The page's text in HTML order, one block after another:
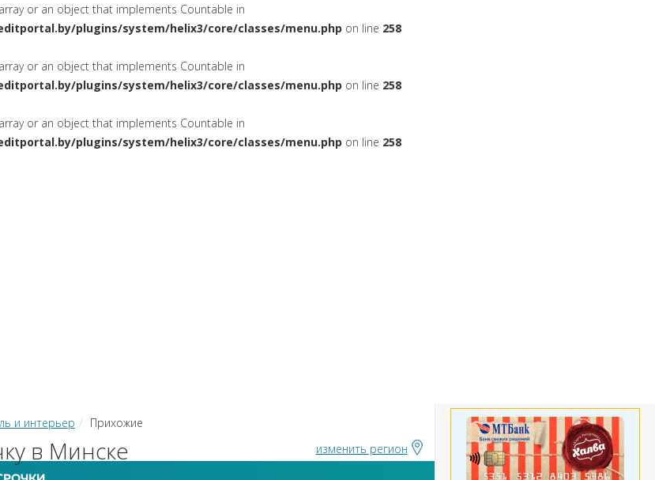
or an object that implements Countable in
plugins/system/helix3/core/classes/menu.php on line 258
or an object that implements Countable in
plugins/system/helix3/core/classes/menu.php on line 258
or an object that implements Countable in
plugins/system/helix3/core/classes/menu.php on line 258
и интерьер Прихожие
в Минске изменить регион